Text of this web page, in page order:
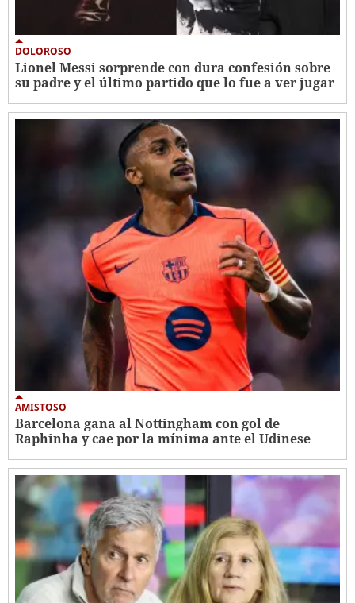
DOLOROSO
Lionel Messi sorprende con dura confesión sobre
su padre y el último partido que lo fue a ver jugar
AMISTOSO
Barcelona gana al Nottingham con gol de
Raphinha y cae por la mínima ante el Udinese